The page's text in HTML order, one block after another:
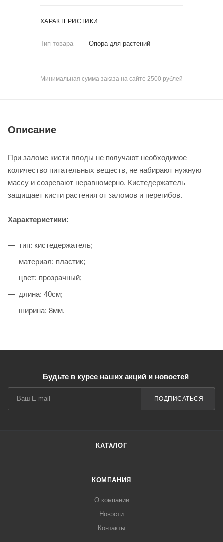
ХАРАКТЕРИСТИКИ
Тип товара — Опора для растений
Минимальная сумма заказа на сайте 2500 рублей
Описание
При заломе кисти плоды не получают необходимое
количество питательных веществ, не набирают нужную
массу и созревают неравномерно. Кистедержатель
защищает кисти растения от заломов и перегибов.
Характеристики:
тип: кистедержатель;
материал: пластик;
цвет: прозрачный;
длина: 40см;
ширина: 8мм.
Будьте в курсе наших акций и новостей
ПОДПИСАТЬСЯ
КАТАЛОГ
КОМПАНИЯ
О компании
Новости
Контакты